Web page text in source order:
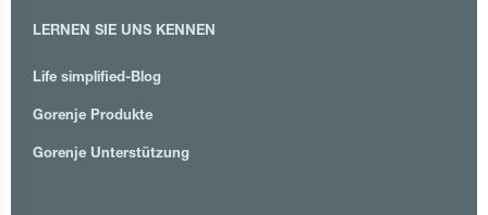
LERNEN SIE UNS KENNEN
Life simplified-Blog
Gorenje Produkte
Gorenje Unterstützung